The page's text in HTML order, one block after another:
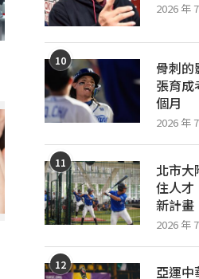
2026 年
10
骨刺
張育成
個月
2026 年
11
北市大
住人
新計畫
2026 年
12
亞運中